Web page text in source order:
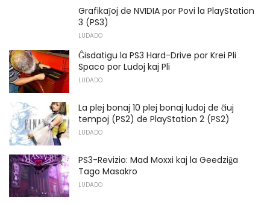
Grafikaĵoj de NVIDIA por Povi la PlayStation
3 (PS3)
LUDADO
Ĝisdatigu la PS3 Hard-Drive por Krei Pli
Spaco por Ludoj kaj Pli
LUDADO
La plej bonaj 10 plej bonaj ludoj de ĉiuj
tempoj (PS2) de PlayStation 2 (PS2)
LUDADO
PS3-Revizio: Mad Moxxi kaj la Geedziĝa
Tago Masakro
LUDADO